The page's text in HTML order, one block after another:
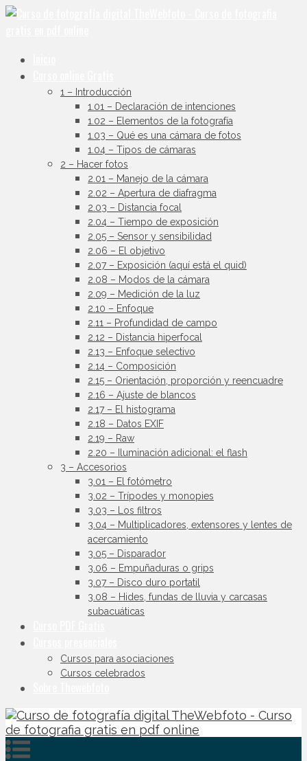
1 – Introducción
1.01 – Declaración de intenciones
1.02 – Elementos de la fotografía
1.03 – Qué es una cámara de fotos
1.04 – Tipos de cámaras
2 – Hacer fotos
2.01 – Manejo de la cámara
2.02 – Apertura de diafragma
2.03 – Distancia focal
2.04 – Tiempo de exposición
2.05 – Sensor y sensibilidad
2.06 – El objetivo
2.07 – Exposición (aquí está el quid)
2.08 – Modos de la cámara
2.09 – Medición de la luz
2.10 – Enfoque
2.11 – Profundidad de campo
2.12 – Distancia hiperfocal
2.13 – Enfoque selectivo
2.14 – Composición
2.15 – Orientación, proporción y reencuadre
2.16 – Ajuste de blancos
2.17 – El histograma
2.18 – Datos EXIF
2.19 – Raw
2.20 – Iluminación adicional: el flash
3 – Accesorios
3.01 – El fotómetro
3.02 – Trípodes y monopies
3.03 – Los filtros
3.04 – Multiplicadores, extensores y lentes de
acercamiento
3.05 – Disparador
3.06 – Empuñaduras o grips
3.07 – Disco duro portatil
3.08 – Hides, fundas de lluvia y carcasas
subacuáticas
Cursos para asociaciones
Cursos celebrados